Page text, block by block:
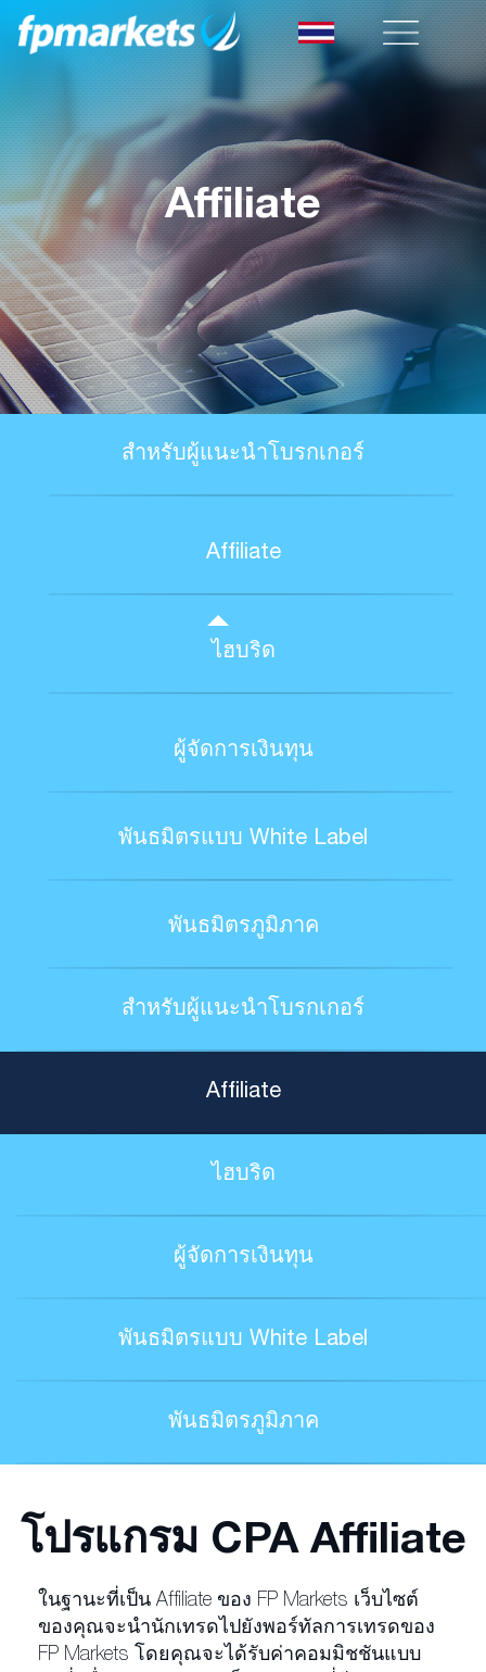
Affiliate
สำหรับผู้แนะนำโบรกเกอร์
Affiliate
ไฮบริด
ผู้จัดการเงินทุน
พันธมิตรแบบ White Label
พันธมิตรภูมิภาค
สำหรับผู้แนะนำโบรกเกอร์
Affiliate
ไฮบริด
ผู้จัดการเงินทุน
พันธมิตรแบบ White Label
พันธมิตรภูมิภาค
โปรแกรม CPA Affiliate
ในฐานะที่เป็น Affiliate ของ FP Markets เว็บไซต์
ของคุณจะนำนักเทรดไปยังพอร์ทัลการเทรดของ
FP Markets โดยคุณจะได้รับค่าคอมมิชชันแบบ